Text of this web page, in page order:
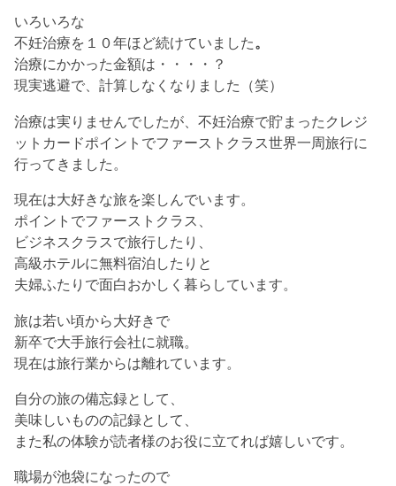
いろいろな
不妊治療を１０年ほど続けていました。
治療にかかった金額は・・・・？
現実逃避で、計算しなくなりました（笑）
治療は実りませんでしたが、不妊治療で貯まった クレジ
ットカードポイントでファーストクラス世界一周旅行に
行ってきました。
現在は大好きな旅を楽しんでいます。
ポイントでファーストクラス、
ビジネスクラスで旅行したり、
高級ホテルに無料宿泊したりと
夫婦ふたりで面白おかしく暮らしています。
旅は若い頃から大好きで
新卒で大手旅行会社に就職。
現在は旅行業からは離れています。
自分の旅の備忘録として、
美味しいものの記録として、
また私の体験が読者様のお役に立てれば嬉しいです。
職場が池袋になったので